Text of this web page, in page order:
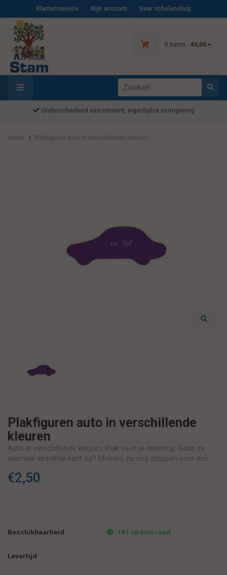
Klantenservice Mijn account Naar scholenshop
0 items - €0,00
Onderscheidend assortiment, eigentijdse vormgeving
Home Plakfiguren auto in verschillende kleuren
Plakfiguren auto in verschillende
kleuren
Auto in verschillende kleuren. Plak ze in je tekening. Gaan ze
allemaal dezelfde kant op? Moeten ze nog stoppen voor een
€2,50
Beschikbaarheid 181 op voorraad
Levertijd